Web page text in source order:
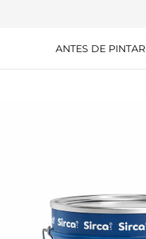
ANTES DE PINTAR